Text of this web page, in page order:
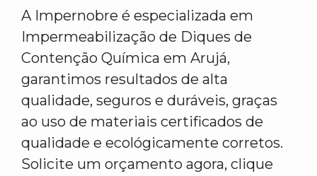
A Impernobre é especializada em
Impermeabilização de Diques de
Contenção Química em Arujá,
garantimos resultados de alta
qualidade, seguros e duráveis, graças
ao uso de materiais certificados de
qualidade e ecológicamente corretos.
Solicite um orçamento agora, clique